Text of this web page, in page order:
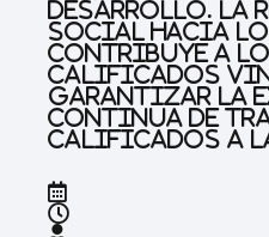
desarrollo. La
social hacia
contribuye a
calificados
garantizar la
continua de
calificados a